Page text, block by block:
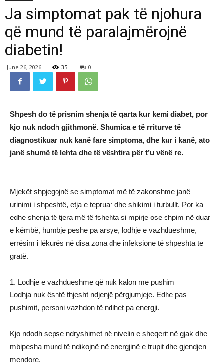
Ja simptomat pak të njohura
që mund të paralajmërojnë
diabetin!
June 26, 2026 35 0
Shpesh do të prisnim shenja të qarta kur kemi diabet, por
kjo nuk ndodh gjithmonë. Shumica e të rriturve të
diagnostikuar nuk kanë fare simptoma, dhe kur i kanë, ato
janë shumë të lehta dhe të vështira për t’u vënë re.
Mjekët shpjegojnë se simptomat më të zakonshme janë
urinimi i shpeshtë, etja e tepruar dhe shikimi i turbullt. Por ka
edhe shenja të tjera më të fshehta si mpirje ose shpim në duar
e këmbë, humbje peshe pa arsye, lodhje e vazhdueshme,
errësim i lëkurës në disa zona dhe infeksione të shpeshta te
gratë.
1. Lodhje e vazhdueshme që nuk kalon me pushim
Lodhja nuk është thjesht ndjenjë përgjumjeje. Edhe pas
pushimit, personi vazhdon të ndihet pa energji.
Kjo ndodh sepse ndryshimet në nivelin e sheqerit në gjak dhe
mbipesha mund të ndikojnë në energjinë e trupit dhe gjendjen
mendore.